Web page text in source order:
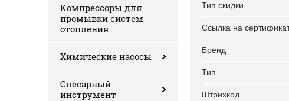
Компрессоры для
промывки систем
отопления
Химические насосы
Слесарный
инструмент
Тип скидки
Ссылка на
Бренд
Тип
Штрихкод